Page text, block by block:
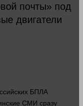
почты» под
двигатели
БПЛА
СМИ сразу